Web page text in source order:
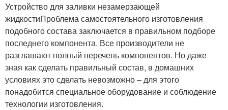
Устройство для заливки незамерзающей
жидкостиПроблема самостоятельного изготовления
подобного состава заключается в правильном подборе
последнего компонента. Все производители не
разглашают полный перечень компонентов. Но даже
зная как сделать правильный состав, в домашних
условиях это сделать невозможно – для этого
понадобится специальное оборудование и соблюдение
технологии изготовления.